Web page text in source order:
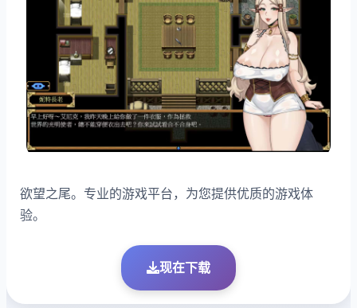
欲望之尾。专业的游戏平台，为您提供优质的游戏体
验。
现在下载